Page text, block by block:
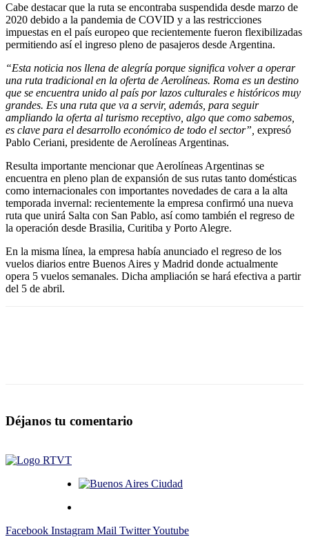
Cabe destacar que la ruta se encontraba suspendida desde marzo de
2020 debido a la pandemia de COVID y a las restricciones
impuestas en el país europeo que recientemente fueron flexibilizadas
permitiendo así el ingreso pleno de pasajeros desde Argentina.
“Esta noticia nos llena de alegría porque significa volver a operar
una ruta tradicional en la oferta de Aerolíneas. Roma es un destino
que se encuentra unido al país por lazos culturales e históricos muy
grandes. Es una ruta que va a servir, además, para seguir
ampliando la oferta al turismo receptivo, algo que como sabemos,
es clave para el desarrollo económico de todo el sector”, expresó
Pablo Ceriani, presidente de Aerolíneas Argentinas.
Resulta importante mencionar que Aerolíneas Argentinas se
encuentra en pleno plan de expansión de sus rutas tanto domésticas
como internacionales con importantes novedades de cara a la alta
temporada invernal: recientemente la empresa confirmó una nueva
ruta que unirá Salta con San Pablo, así como también el regreso de
la operación desde Brasilia, Curitiba y Porto Alegre.
En la misma línea, la empresa había anunciado el regreso de los
vuelos diarios entre Buenos Aires y Madrid donde actualmente
opera 5 vuelos semanales. Dicha ampliación se hará efectiva a partir
del 5 de abril.
Déjanos tu comentario
Facebook Instagram Mail TwitterYoutube